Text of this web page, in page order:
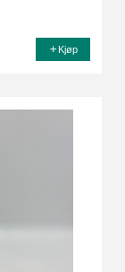
Kjøp